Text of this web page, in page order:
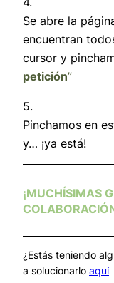
Se abre la
encuentran
cursor y
petición”
5.
Pinchamos en
y… ¡ya está!
¡MUCHÍSIMAS
¿Estás teniendo
a solucionarlo aquí